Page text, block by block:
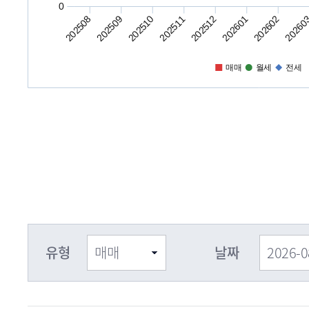
202508 202509 202510 202511202512202601202602
0
매매 월세 전세
유형 날짜